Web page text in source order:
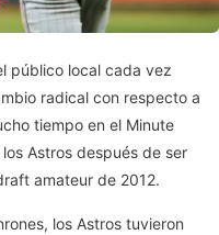
público local cada vez
radical con respecto a
tiempo en el Minute
Astros después de ser
amateur de 2012.
los Astros tuvieron